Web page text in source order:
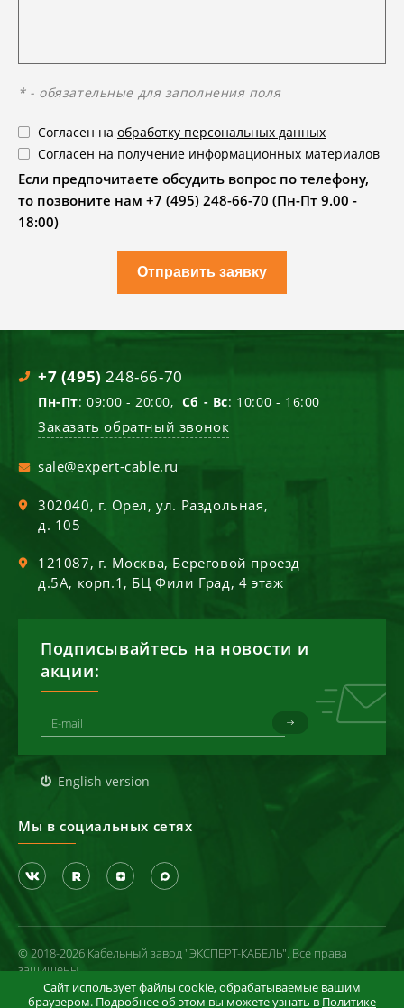
* - обязательные для заполнения поля
Согласен на обработку персональных данных
Согласен на получение информационных материалов
Если предпочитаете обсудить вопрос по телефону,
то позвоните нам +7 (495) 248-66-70 (Пн-Пт 9.00 -
18:00)
Отправить заявку
+7 (495) 248-66-70
Пн-Пт: 09:00 - 20:00, Сб - Вс: 10:00 - 16:00
Заказать обратный звонок
sale@expert-cable.ru
302040, г. Орел,ул. Раздольная,
д. 105
121087, г. Москва, Береговой проезд
д.5А, корп.1, БЦ Фили Град, 4 этаж
Подписывайтесь на новости и
акции:
English version
Мы в социальных сетях
© 2018-2026 Кабельный завод "ЭКСПЕРТ-КАБЕЛЬ". Все права
защищены
Политика конфиденциальности
Сайт использует файлы cookie, обрабатываемые вашим
браузером. Подробнее об этом вы можете узнать в Политике